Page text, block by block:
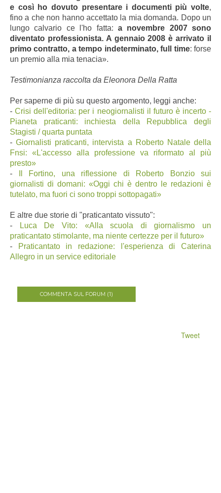
e così ho dovuto presentare i documenti più volte,
fino a che non hanno accettato la mia domanda. Dopo un
lungo calvario ce l'ho fatta: a novembre 2007 sono
diventato professionista. A gennaio 2008 è arrivato il
primo contratto, a tempo indeterminato, full time: forse
un premio alla mia tenacia».
Testimonianza raccolta da Eleonora Della Ratta
Per saperne di più su questo argomento, leggi anche:
-Crisi dell'editoria: per i neogiornalisti il futuro è incerto -
Pianeta praticanti: inchiesta della Repubblica degli
Stagisti / quarta puntata
-Giornalisti praticanti, intervista a Roberto Natale della
Fnsi: «L'accesso alla professione va riformato al più
presto»
-
Il Fortino, una riflessione di Roberto Bonzio sui
giornalisti di domani: «Oggi chi è dentro le redazioni è
tutelato, ma fuori ci sono troppi sottopagati»
E altre due storie di "praticantato vissuto":
-
Luca De Vito: «Alla scuola di giornalismo un
praticantato stimolante, ma niente certezze per il futuro»
-
Praticantato in redazione: l'esperienza di Caterina
Allegro in un service editoriale
COMMENTA SUL FORUM (1)
Tweet